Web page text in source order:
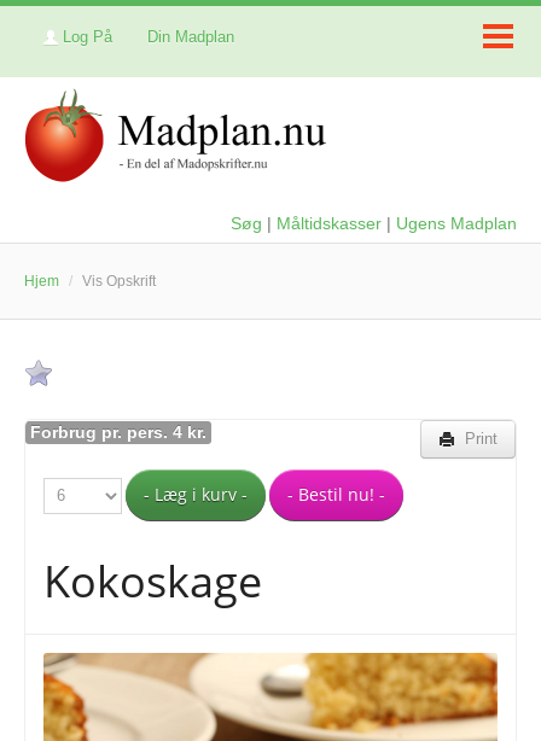
Log På Din Madplan
Søg | Måltidskasser | Ugens Madplan
Hjem / Vis Opskrift
Forbrug pr. pers. 4 kr. Print
- Læg i kurv - - Bestil nu! -
Kokoskage